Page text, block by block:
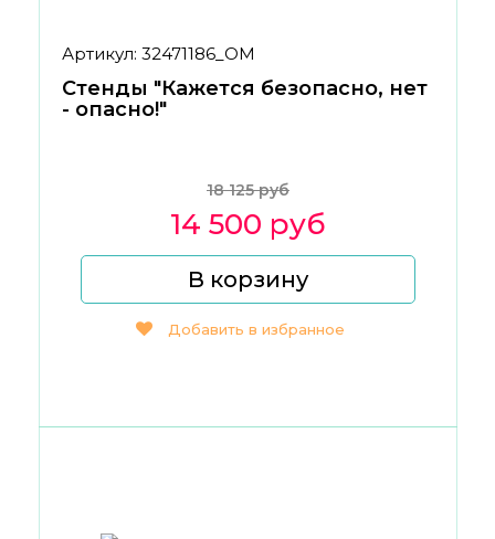
Артикул: 32471186_ОМ
Стенды "Кажется безопасно, нет
- опасно!"
18 125 руб
14 500 руб
В корзину
Добавить в избранное